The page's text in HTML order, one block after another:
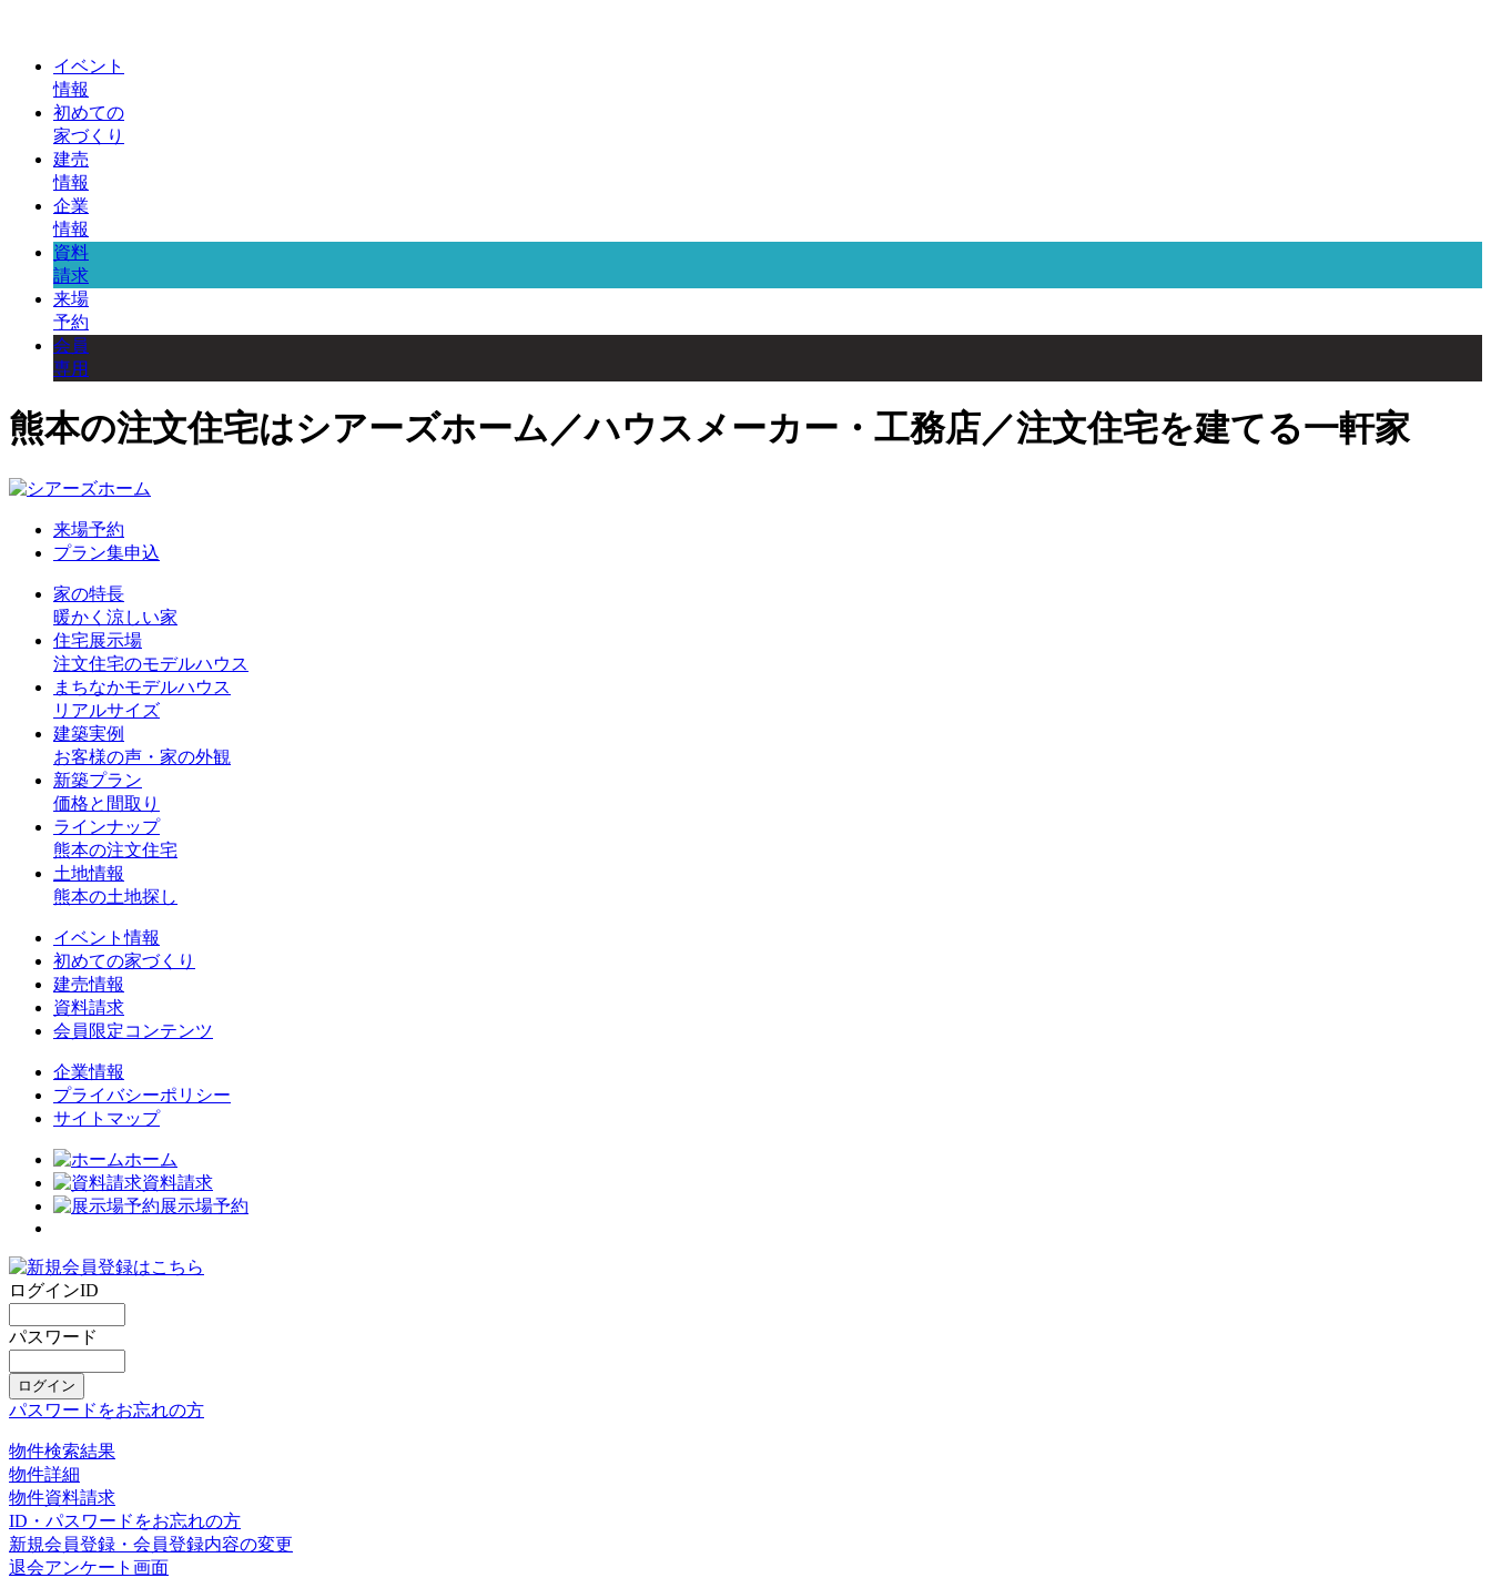
イベント
情報
初めての
家づくり
建売
情報
企業
情報
資料
請求
来場
予約
会員
専用
熊本の注文住宅はシアーズホーム／ハウスメーカー・工務店／注文住宅を建てる一軒家
来場予約
プラン集申込
家の特長
暖かく涼しい家
住宅展示場
注文住宅のモデルハウス
まちなかモデルハウス
リアルサイズ
建築実例
お客様の声・家の外観
新築プラン
価格と間取り
ラインナップ
熊本の注文住宅
土地情報
熊本の土地探し
イベント情報
初めての家づくり
建売情報
資料請求
会員限定コンテンツ
企業情報
プライバシーポリシー
サイトマップ
ホーム
資料請求
展示場予約
ログインID
パスワード
パスワードをお忘れの方
物件検索結果
物件詳細
物件資料請求
ID・パスワードをお忘れの方
新規会員登録・会員登録内容の変更
退会アンケート画面